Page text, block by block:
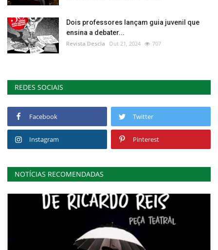
Dois professores lançam guia juvenil que
ensina a debater...
Revista Descla Out 21, 2024 707
REDES SOCIAIS
Facebook Twitter
Instagram Pinterest
NOTÍCIAS RECOMENDADAS